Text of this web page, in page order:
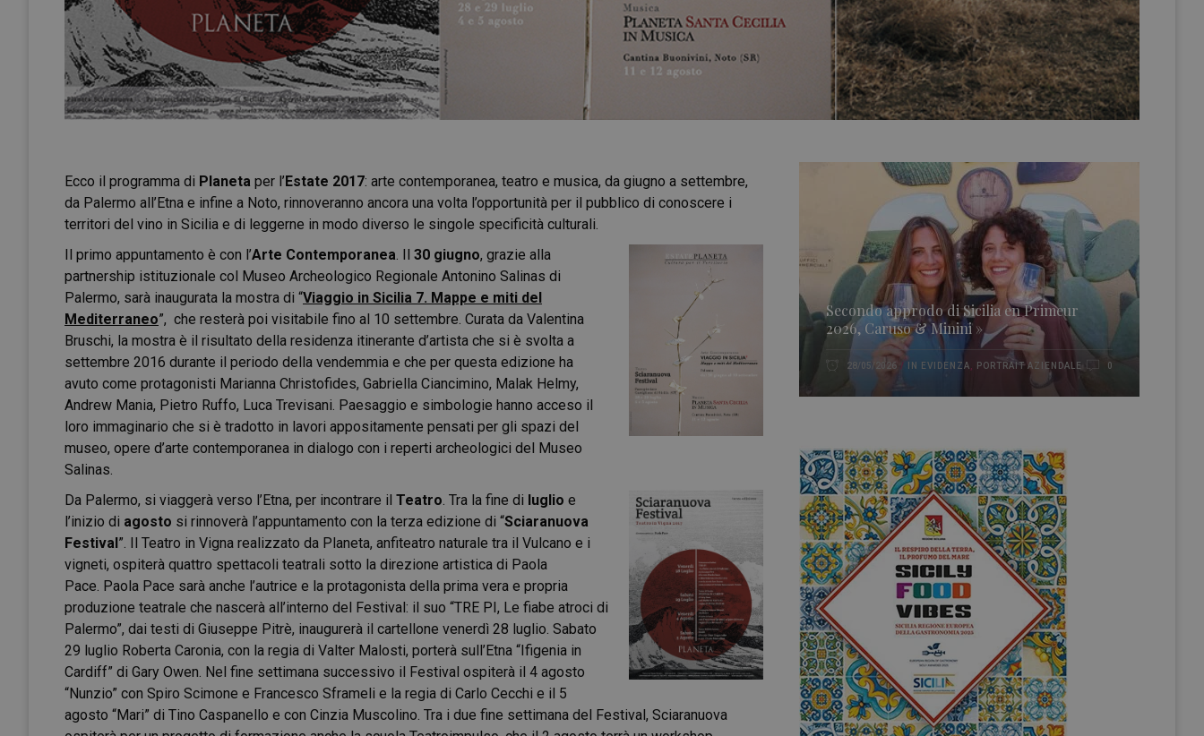
Ecco il programma di Planeta per l’Estate 2017: arte contemporanea, teatro e musica, da giugno a settembre,
da Palermo all’Etna e infine a Noto, rinnoveranno ancora una volta l’opportunità per il pubblico di conoscere i
territori del vino in Sicilia e di leggerne in modo diverso le singole specificità culturali.
Il primo appuntamento è con l’Arte Contemporanea. Il 30 giugno, grazie alla
partnership istituzionale col Museo Archeologico Regionale Antonino Salinas di
Palermo, sarà inaugurata la mostra di “Viaggio in Sicilia 7. Mappe e miti del
Mediterraneo”, che resterà poi visitabile fino al 10 settembre. Curata da Valentina
Bruschi, la mostra è il risultato della residenza itinerante d’artista che si è svolta a
settembre 2016 durante il periodo della vendemmia e che per questa edizione ha
avuto come protagonisti Marianna Christofides, Gabriella Ciancimino, Malak Helmy,
Andrew Mania, Pietro Ruffo, Luca Trevisani. Paesaggio e simbologie hanno acceso il
loro immaginario che si è tradotto in lavori appositamente pensati per gli spazi del
museo, opere d’arte contemporanea in dialogo con i reperti archeologici del Museo
Salinas.
Da Palermo, si viaggerà verso l’Etna, per incontrare il Teatro. Tra la fine di luglio e
l’inizio di agosto si rinnoverà l’appuntamento con la terza edizione di “Sciaranuova
Festival”. Il Teatro in Vigna realizzato da Planeta, anfiteatro naturale tra il Vulcano e i
vigneti, ospiterà quattro spettacoli teatrali sotto la direzione artistica di Paola
Pace. Paola Pace sarà anche l’autrice e la protagonista della prima vera e propria
produzione teatrale che nascerà all’interno del Festival: il suo “TRE PI, Le fiabe atroci di
Palermo”, dai testi di Giuseppe Pitrè, inaugurerà il cartellone venerdì 28 luglio. Sabato
29 luglio Roberta Caronia, con la regia di Valter Malosti, porterà sull’Etna “Ifigenia in
Cardiff” di Gary Owen. Nel fine settimana successivo il Festival ospiterà il 4 agosto
“Nunzio” con Spiro Scimone e Francesco Sframeli e la regia di Carlo Cecchi e il 5
agosto “Mari” di Tino Caspanello e con Cinzia Muscolino. Tra i due fine settimana del Festival, Sciaranuova
Secondo approdo di Sicilia en Primeur
2026, Caruso & Minini »
28/05/2026 IN EVIDENZA PORTRAIT AZIENDALE 0